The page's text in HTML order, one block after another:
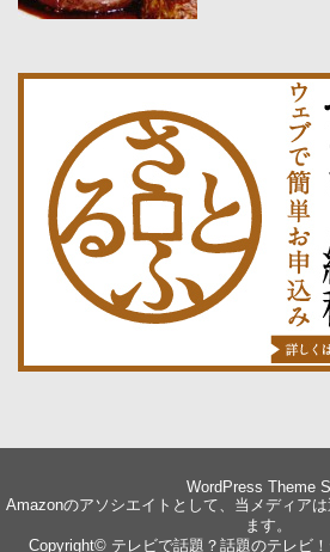
WordPress Theme
Amazonのアソシエイトとして、当メディア
ます。
Copyright© テレビで話題？話題のテレビ